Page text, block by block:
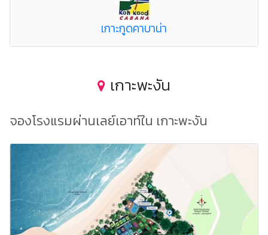
เกาะกูดคาบาน่า
เกาะพะงัน
จองโรงแรมผ่านเลย์เอาท์ใน เกาะพะงัน